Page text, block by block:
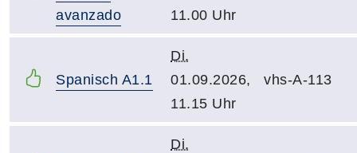
avanzado
11.00 Uhr
Spanisch A1.1
Di.
01.09.2026,
11.15 Uhr
vhs-A-113
Di.